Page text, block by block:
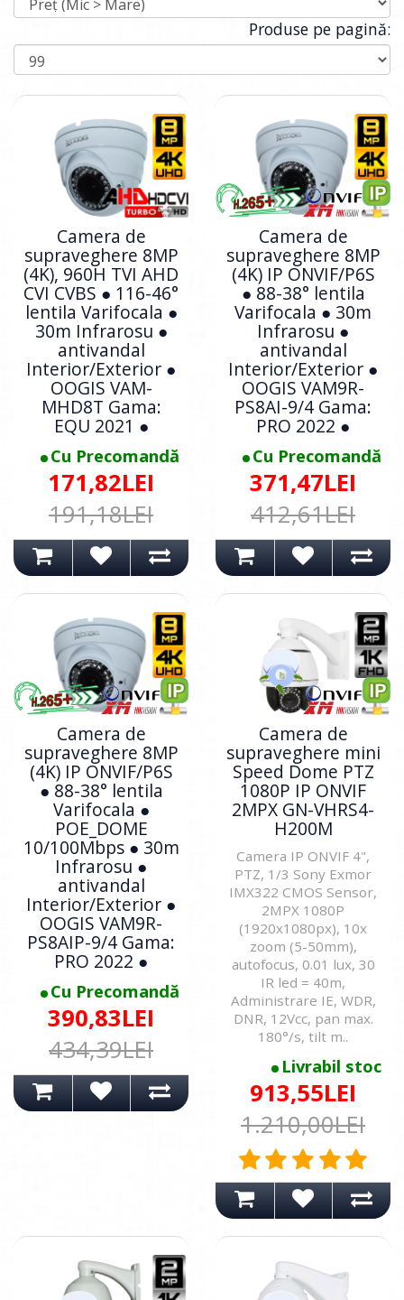
Produse pe pagină:
Camera de
supraveghere 8MP
(4K), 960H TVI AHD
CVI CVBS ● 116-46°
lentila Varifocala ●
30m Infrarosu ●
antivandal
Interior/Exterior ●
OOGIS VAM-
MHD8T Gama:
EQU 2021 ●
Cu Precomandă
171,82LEI
191,18LEI
Camera de
supraveghere 8MP
(4K) IP ONVIF/P6S
● 88-38° lentila
Varifocala ● 30m
Infrarosu ●
antivandal
Interior/Exterior ●
OOGIS VAM9R-
PS8AI-9/4 Gama:
PRO 2022 ●
Cu Precomandă
371,47LEI
412,61LEI
Camera de
supraveghere 8MP
(4K) IP ONVIF/P6S
● 88-38° lentila
Varifocala ●
POE_DOME
10/100Mbps ● 30m
Infrarosu ●
antivandal
Interior/Exterior ●
OOGIS VAM9R-
PS8AIP-9/4 Gama:
PRO 2022 ●
Cu Precomandă
390,83LEI
434,39LEI
Camera de
supraveghere mini
Speed Dome PTZ
1080P IP ONVIF
2MPX GN-VHRS4-
H200M
Camera IP ONVIF 4",
PTZ, 1/3 Sony Exmor
IMX322 CMOS Sensor,
2MPX 1080P
(1920x1080px), 10x
zoom (5-50mm),
autofocus, 0.01 lux, 30
IR led = 40m,
Administrare IE, WDR,
DNR, 12Vcc, pan max.
180°/s, tilt m..
Livrabil stoc
913,55LEI
1.210,00LEI